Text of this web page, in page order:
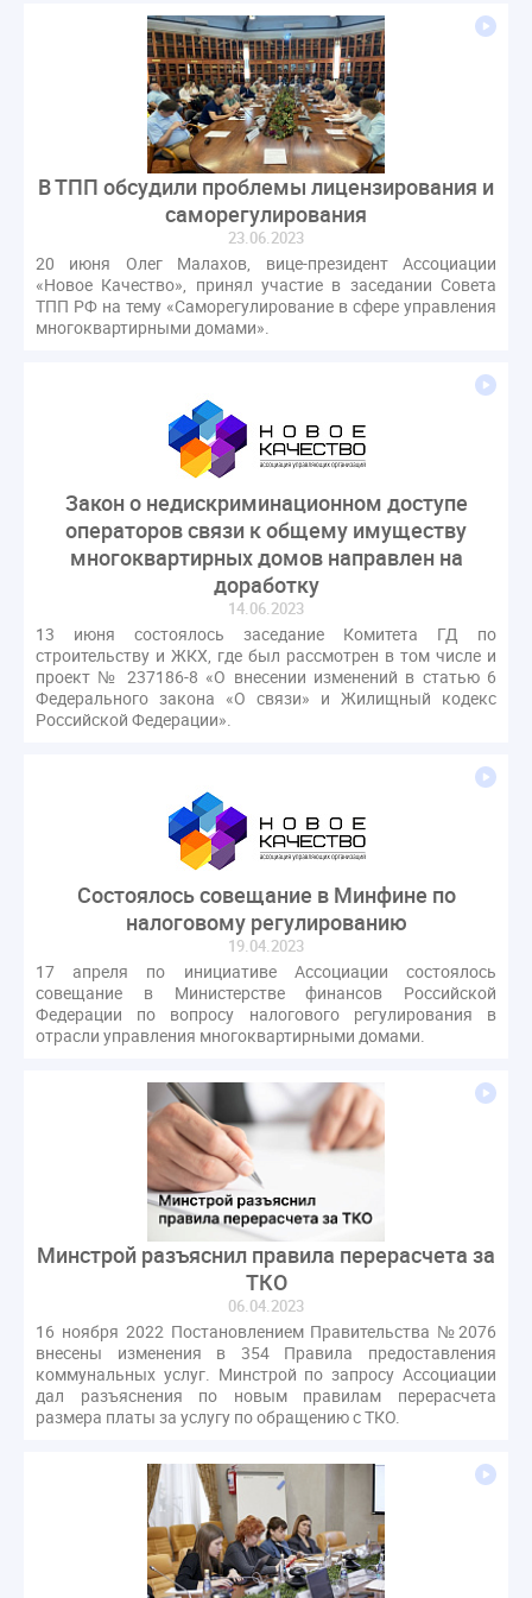
операторы связи
проверки
управляющая компания
Интервью
УК
газовое оборудование
государственная дума
обращение
общее имущество
проверки ЖКХ
саморегулирование
управляющие организации
Альберт Короленко
ЖК РФ КоАП РФ
Почта России
Стандарты и качество
мероприятия
налоговая реформа
общее собрание собственников
ответственность
Всероссийское совещание
Жилищная инспекция
Закон Хинштейна
Исследования
Минфин НДС
Общественная палата
Рабочая группа
Регулирование Персональные данные ЕГРН
СРО регулирование ГЖИ лицензирование надзор
Совет Федерации
Сотрудничество
вебинар
водоснабжение
выставка ЖКХ
законопроект
запрет на уступку
запрос
отчетность УК
персональные данные
реформирование ЖКХ
Дезинфекция
ЕФИЦ
Законопроект Минстрой
Законопроект Пахомов Кошелев
Законопроект теплоснабжение ответственность
Законотворчество
Заседание
ИПУ
Игорь Владимиров
Качество
Кейс
Комиссия РСПП по ЖКХ
Конституционный Суд
Кошелев Пахомов
Лицензии
Награды Новая УК
ПМЭФ-2024
ПМЮФ
ПМЮФ-2024
Перепланировка ОДИ
Поручение Президента
Правительство диагностика
Праздники
РКЦ
Разъяснения
Регулирование Малахов
Резолюция
Рейтинг
Свидетельство о поверке
Собрание собственников
Стратегия развития ЖКХ 2030
Судебная практика ЖКХ
Требования
Форум
арендатор
вентиляционные каналы
внеплановые проверки
В ТПП обсудили проблемы лицензирования и
саморегулирования
23.06.2023
20 июня Олег Малахов, вице-президент Ассоциации
«Новое Качество», принял участие в заседании Совета
ТПП РФ на тему «Саморегулирование в сфере управления
многоквартирными домами».
Закон о недискриминационном доступе
операторов связи к общему имуществу
многоквартирных домов направлен на
доработку
14.06.2023
13 июня состоялось заседание Комитета ГД по
строительству и ЖКХ, где был рассмотрен в том числе и
проект № 237186-8 «О внесении изменений в статью 6
Федерального закона «О связи» и Жилищный кодекс
Российской Федерации».
Состоялось совещание в Минфине по
налоговому регулированию
19.04.2023
17 апреля по инициативе Ассоциации состоялось
совещание в Министерстве финансов Российской
Федерации по вопросу налогового регулирования в
отрасли управления многоквартирными домами.
Минстрой разъяснил правила перерасчета за
ТКО
06.04.2023
16 ноября 2022 Постановлением Правительства №2076
внесены изменения в 354 Правила предоставления
коммунальных услуг. Минстрой по запросу Ассоциации
дал разъяснения по новым правилам перерасчета
размера платы за услугу по обращению с ТКО.